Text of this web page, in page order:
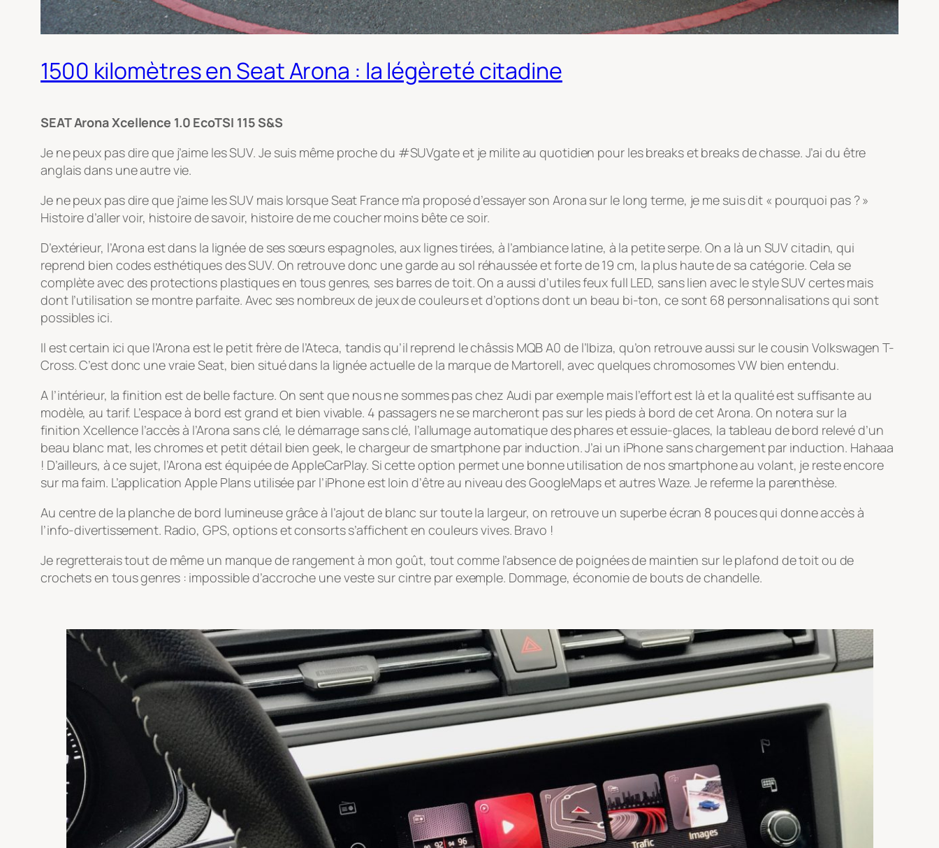
1500 kilomètres en Seat Arona : la légèreté citadine
SEAT Arona Xcellence 1.0 EcoTSI 115 S&S
Je ne peux pas dire que j’aime les SUV. Je suis même proche du #SUVgate et je milite au quotidien pour les breaks et breaks de chasse. J’ai du être
anglais dans une autre vie.
Je ne peux pas dire que j’aime les SUV mais lorsque Seat France m’a proposé d’essayer son Arona sur le long terme, je me suis dit « pourquoi pas ? »
Histoire d’aller voir, histoire de savoir, histoire de me coucher moins bête ce soir.
D’extérieur, l’Arona est dans la lignée de ses sœurs espagnoles, aux lignes tirées, à l’ambiance latine, à la petite serpe. On a là un SUV citadin, qui
reprend bien codes esthétiques des SUV. On retrouve donc une garde au sol réhaussée et forte de 19 cm, la plus haute de sa catégorie. Cela se
complète avec des protections plastiques en tous genres, ses barres de toit. On a aussi d’utiles feux full LED, sans lien avec le style SUV certes mais
dont l’utilisation se montre parfaite. Avec ses nombreux de jeux de couleurs et d’options dont un beau bi-ton, ce sont 68 personnalisations qui sont
possibles ici.
Il est certain ici que l’Arona est le petit frère de l’Ateca, tandis qu’il reprend le châssis MQB A0 de l’Ibiza, qu’on retrouve aussi sur le cousin Volkswagen T-
Cross. C’est donc une vraie Seat, bien situé dans la lignée actuelle de la marque de Martorell, avec quelques chromosomes VW bien entendu.
A l’intérieur, la finition est de belle facture. On sent que nous ne sommes pas chez Audi par exemple mais l’effort est là et la qualité est suffisante au
modèle, au tarif. L’espace à bord est grand et bien vivable. 4 passagers ne se marcheront pas sur les pieds à bord de cet Arona. On notera sur la
finition Xcellence l’accès à l’Arona sans clé, le démarrage sans clé, l’allumage automatique des phares et essuie-glaces, la tableau de bord relevé d’un
beau blanc mat, les chromes et petit détail bien geek, le chargeur de smartphone par induction. J’ai un iPhone sans chargement par induction. Hahaaa
! D’ailleurs, à ce sujet, l’Arona est équipée de AppleCarPlay. Si cette option permet une bonne utilisation de nos smartphone au volant, je reste encore
sur ma faim. L’application Apple Plans utilisée par l’iPhone est loin d’être au niveau des GoogleMaps et autres Waze. Je referme la parenthèse.
Au centre de la planche de bord lumineuse grâce à l’ajout de blanc sur toute la largeur, on retrouve un superbe écran 8 pouces qui donne accès à
l’info-divertissement. Radio, GPS, options et consorts s’affichent en couleurs vives. Bravo !
Je regretterais tout de même un manque de rangement à mon goût, tout comme l’absence de poignées de maintien sur le plafond de toit ou de
crochets en tous genres : impossible d’accroche une veste sur cintre par exemple. Dommage, économie de bouts de chandelle.